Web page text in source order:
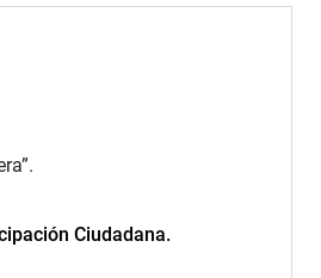
Ciudadana.